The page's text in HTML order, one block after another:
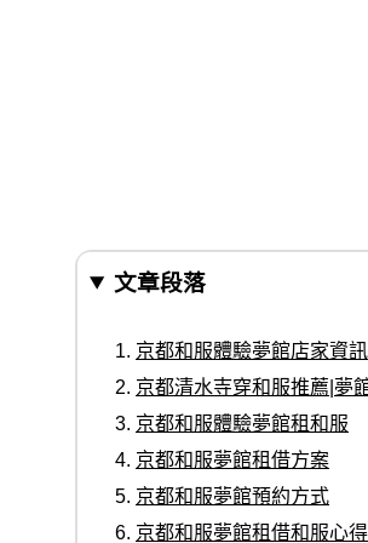
文章段落
京都和服體驗夢館店家資訊
京都清水寺穿和服推薦|夢
京都和服體驗夢館租和服
京都和服夢館租借方案
京都和服夢館預約方式
京都和服夢館租借和服心得